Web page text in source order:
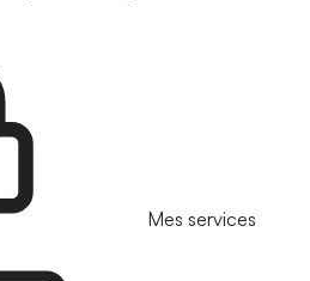
Mes services